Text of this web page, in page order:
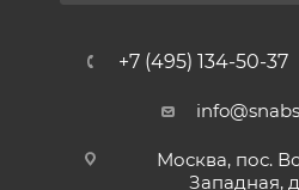
+7 (495) 134-50-37
Москва, пос.
Западная,